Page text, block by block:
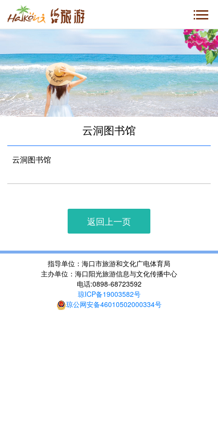
云洞图书馆
云洞图书馆
返回上一页
指导单位：海口市旅游和文化广电体育局
主办单位：海口阳光旅游信息与文化传播中心
电话:0898-68723592
琼ICP备19003582号
琼公网安备46010502000334号